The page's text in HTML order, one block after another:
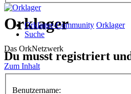
Orklager
Das OrkNetzwerk
Zum Inhalt
Orklager-Community Orklager
Suche
Du musst registriert
Benutzername: